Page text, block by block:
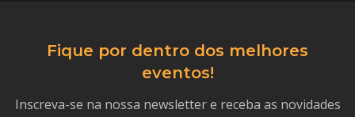
Fique por dentro dos melhores
eventos!
Inscreva-se na nossa newsletter e receba as novidades